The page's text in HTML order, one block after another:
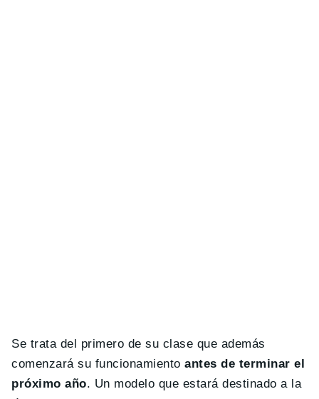
Se trata del primero de su clase que además
comenzará su funcionamientoantes de terminar el
próximo año. Un modelo que estará destinado a la